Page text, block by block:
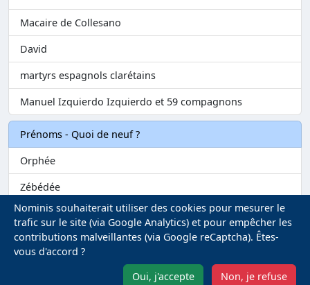
Macaire de Collesano
David
martyrs espagnols clarétains
Manuel Izquierdo Izquierdo et 59 compagnons
Prénoms - Quoi de neuf ?
Orphée
Zébédée
Melvil
Matilin
Nominis souhaiterait utiliser des cookies pour mesurer le
trafic sur le site (via Google Analytics) et pour empêcher les
contributions malveillantes (via Google reCaptcha). Êtes-
vous d'accord ?
Oui, j'accepte
Non, je refuse